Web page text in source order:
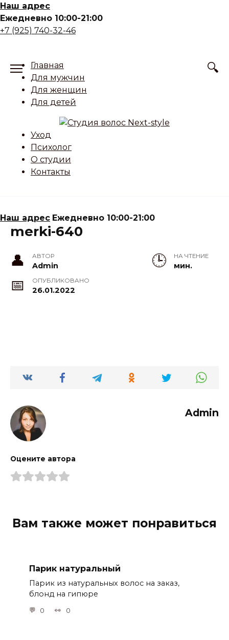
Skip
to
content
Наш адрес
Ежедневно 10:00-21:00
+7 (925) 740-32-46
Главная
Для мужчин
Для женщин
Для детей
Уход
Психолог
О студии
Контакты
Наш адрес Ежедневно 10:00-21:00
merki-640
АВТОР
Admin
НА ЧТЕНИЕ
мин.
ОПУБЛИКОВАНО
26.01.2022
Admin
Оцените автора
Вам также может понравиться
Парик натуральный
Парик из натуральных волос на заказ,
блонд на гипюре
0 0